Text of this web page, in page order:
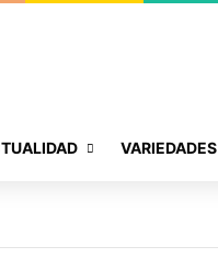
VARIEDADES